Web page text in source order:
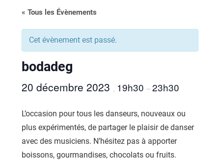
Rennes
« Tous les Évènements
Cet évènement est passé.
bodadeg
20 décembre 2023 , 19h30 –23h30
L’occasion pour tous les danseurs, nouveaux ou
plus expérimentés, de partager le plaisir de danser
avec des musiciens. N’hésitez pas à apporter
boissons, gourmandises, chocolats ou fruits.